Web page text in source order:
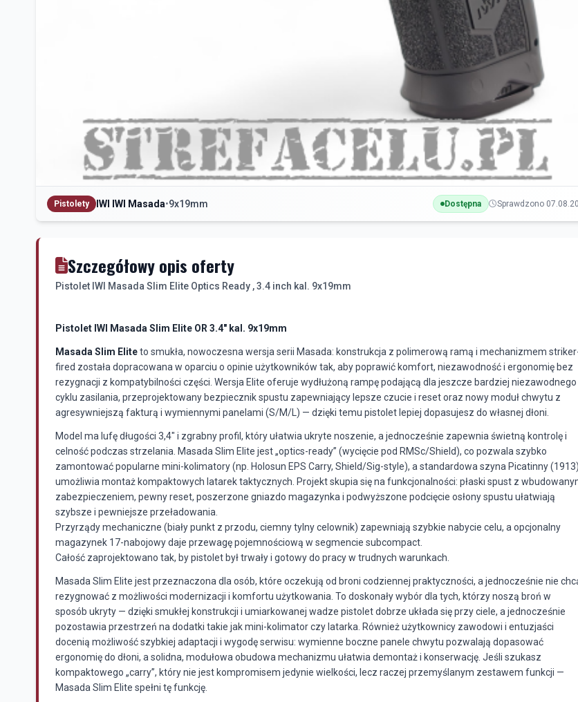
Pistolety IWI IWI Masada•9x19mm Dostępna Sprawdzono
Szczegółowy opis oferty
Pistolet IWI Masada Slim Elite Optics Ready , 3.4 inch kal. 9x19mm
Pistolet IWI Masada Slim Elite OR 3.4" kal. 9x19mm
Masada Slim Eliteto smukła, nowoczesna wersja serii Masada: konstrukcja z polimerową ramą i mechanizmem
fired została dopracowana w oparciu o opinie użytkowników tak, aby poprawić komfort, niezawodność i ergonomię bez
rezygnacji z kompatybilności części. Wersja Elite oferuje wydłużoną rampę podającą dla jeszcze bardziej niezawodnego
cyklu zasilania, przeprojektowany bezpiecznik spustu zapewniający lepsze czucie i reset oraz nowy moduł chwytu z
agresywniejszą fakturą i wymiennymi panelami (S/M/L) — dzięki temu pistolet lepiej dopasujesz do własnej dłoni.
Model ma lufę długości 3,4" i zgrabny profil, który ułatwia ukryte noszenie, a jednocześnie zapewnia świetną kontrolę i
celność podczas strzelania. Masada Slim Elite jest „optics-ready” (wycięcie pod RMSc/Shield), co pozwala szybko
zamontować popularne mini-kolimatory (np. Holosun EPS Carry, Shield/Sig-style), a standardowa szyna Picatinny (1913)
umożliwia montaż kompaktowych latarek taktycznych. Projekt skupia się na funkcjonalności: płaski spust z
zabezpieczeniem, pewny reset, poszerzone gniazdo magazynka i podwyższone podcięcie osłony spustu ułatwiają
szybsze i pewniejsze przeładowania.
Przyrządy mechaniczne (biały punkt z przodu, ciemny tylny celownik) zapewniają szybkie nabycie celu, a opcjonalny
magazynek 17-nabojowy daje przewagę pojemnościową w segmencie subcompact.
Całość zaprojektowano tak, by pistolet był trwały i gotowy do pracy w trudnych warunkach.
Masada Slim Elite jest przeznaczona dla osób, które oczekują od broni codziennej praktyczności, a jednocześnie nie
rezygnować z możliwości modernizacji i komfortu użytkowania. To doskonały wybór dla tych, którzy noszą broń w
sposób ukryty — dzięki smukłej konstrukcji i umiarkowanej wadze pistolet dobrze układa się przy ciele, a jednocześnie
pozostawia przestrzeń na dodatki takie jak mini-kolimator czy latarka. Również użytkownicy zawodowi i entuzjaści
docenią możliwość szybkiej adaptacji i wygodę serwisu: wymienne boczne panele chwytu pozwalają dopasować
ergonomię do dłoni, a solidna, modułowa obudowa mechanizmu ułatwia demontaż i konserwację. Jeśli szukasz
kompaktowego „carry”, który nie jest kompromisem jedynie wielkości, lecz raczej przemyślanym zestawem funkcji —
Masada Slim Elite spełni tę funkcję.